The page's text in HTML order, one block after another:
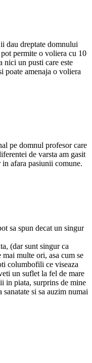
dau dreptate domnului
permite o voliera cu 10
nici un pusti care este
poate amenaja o voliera
pe domnul profesor care
de varsta am gasit
afara pasiunii comune.
sa spun decat un singur
(dar sunt singur ca
multe ori, asa cum se
columbofili ce viseaza
un suflet la fel de mare
in piata, surprins de mine
si sa auzim numai